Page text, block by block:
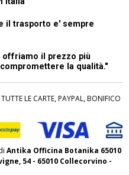
il trasporto e' sempre
offriamo il prezzo più
la qualità."
LE CARTE, PAYPAL, BONIFICO
Antika Officina Botanika 65010
vigne, 54 - 65010 Collecorvino -